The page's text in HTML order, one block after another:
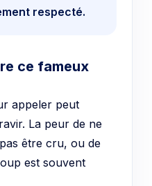
respecté.
ce fameux
appeler peut
La peur de ne
être cru, ou de
est souvent